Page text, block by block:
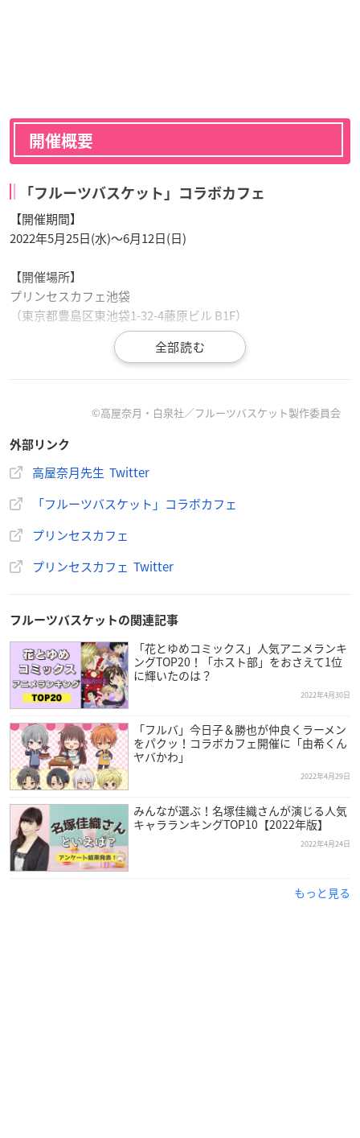
開催概要
「フルーツバスケット」コラボカフェ
【開催期間】
2022年5月25日(水)～6月12日(日)
【開催場所】
プリンセスカフェ池袋
（東京都豊島区東池袋1-32-4藤原ビル B1F）
フルーツバスケット コラボカフェ開催決定🍙
本日は新規描き起こしイラストを公開致します🐭🍙🐱
コラボメニュー、グッズは後日お知らせいたします
— プリンセスカフェ&ショップ総合 (@princesscafe333)
©高屋奈月・白泉社／フルーツバスケット製作委員会
外部リンク
高屋奈月先生 Twitter
「フルーツバスケット」コラボカフェ
プリンセスカフェ
プリンセスカフェ Twitter
フルーツバスケットの関連記事
「花とゆめコミックス」人気アニメランキ
ングTOP20！「ホスト部」をおさえて1位
に輝いたのは？
2022年4月30日
「フルバ」今日子＆勝也が仲良くラーメン
をパクッ！コラボカフェ開催に「由希くん
ヤバかわ」
2022年4月29日
みんなが選ぶ！名塚佳織さんが演じる人気
キャラランキングTOP10【2022年版】
2022年4月24日
もっと見る